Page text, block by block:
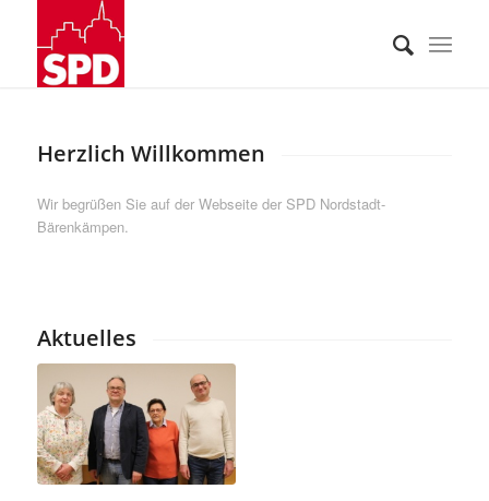
Herzlich Willkommen
Wir begrüßen Sie auf der Webseite der SPD Nordstadt-
Bärenkämpen.
Aktuelles